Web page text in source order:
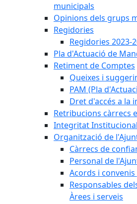
municipals
Opinions dels grups
Regidories
Regidories 2023-
Pla d'Actuació de
Retiment de Comptes
Queixes i
PAM (Pla
Dret d'accés a la
Retribucions càrrecs
Integritat Institucional
Organització de
Càrrecs de
Personal de
Acords i
Responsables
Àrees i serveis